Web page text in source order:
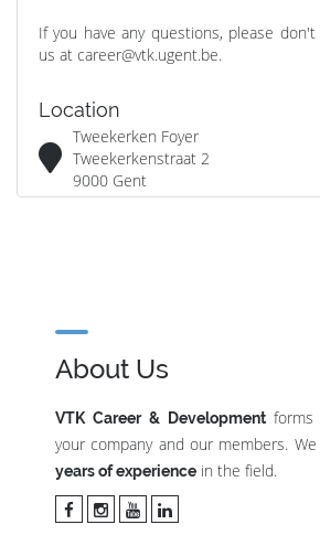
If you have any questions, please
us at career@vtk.ugent.be.
Location
Tweekerken Foyer
Tweekerkenstraat 2
9000 Gent
About Us
VTK Career & Developmentforms
your company and our members.
years of experience in the field.